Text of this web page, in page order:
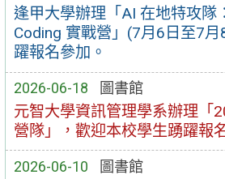
逢甲大學辦理「AI 在地特攻隊
Coding 實戰營」(7月6日至7
躍報名參加。
2026-06-18 圖書館
元智大學資訊管理學系辦理「
營隊」，歡迎本校學生踴躍報
2026-06-10 圖書館